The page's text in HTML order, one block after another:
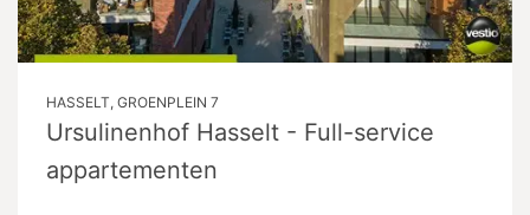
HASSELT, GROENPLEIN 7
Ursulinenhof Hasselt - Full-service
appartementen